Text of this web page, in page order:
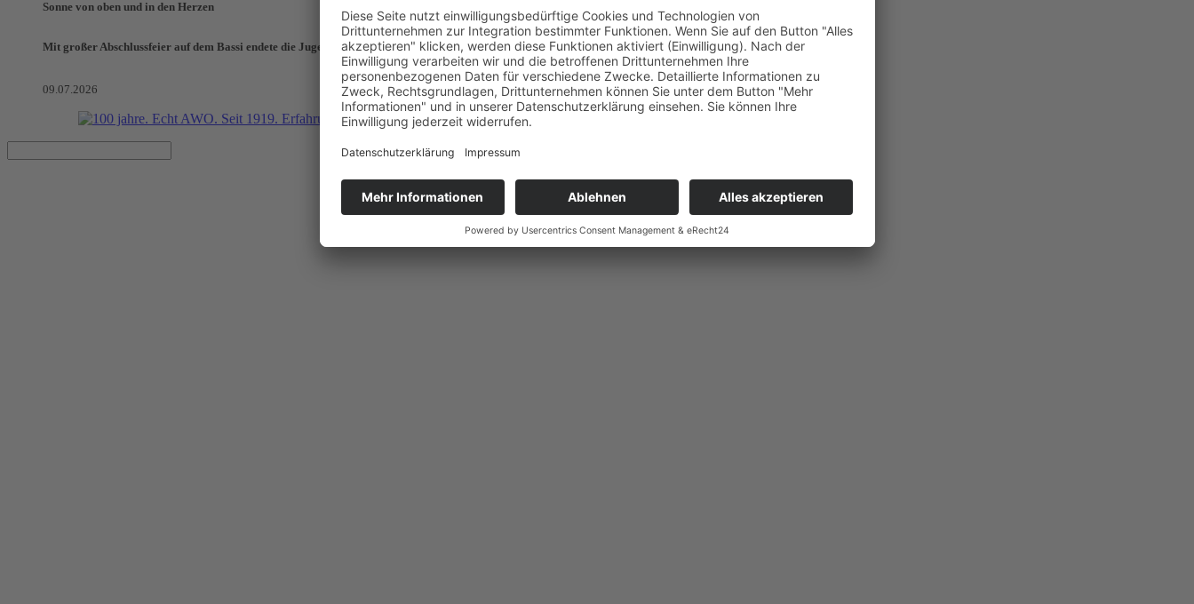
Sonne von oben und in den Herzen
Mit großer Abschlussfeier auf dem Bassi endete die Jugendaktionswoche 2026 und es geht weiter …
09.07.2026